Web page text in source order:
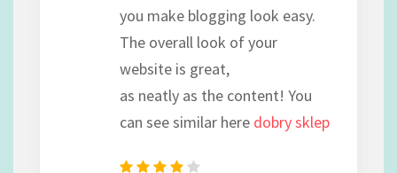
you make blogging look easy.
The overall look of your
website is great,
as neatly as the content! You
can see similar here dobry sklep